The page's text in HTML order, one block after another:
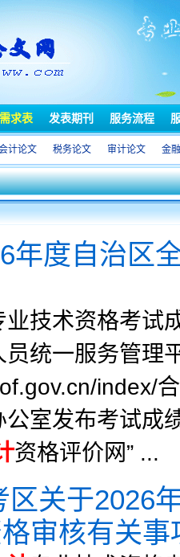
求表 发表期刊 服务流程
计论文 税务论文 审计论文 金
年度自治区
业技术资格考试
员统一服务管理
index/
室发布考试成
资格评价网” ...
区关于2026
审核有关事